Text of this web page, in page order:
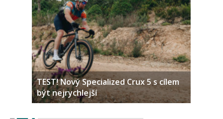
TEST! Nový Specialized Crux 5 s cílem
být nejrychlejší